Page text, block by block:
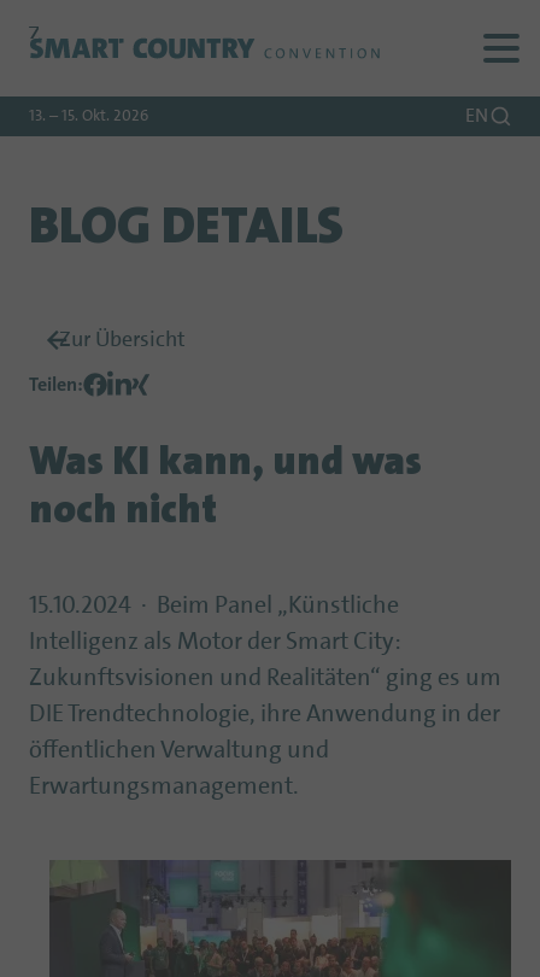
Zur
Zur
Zum
13. – 15. Okt. 2026 EN
BLOG DETAILS
Zur Übersicht
Teilen:
Was KI kann, und was
noch nicht
15.10.2024
Beim Panel „Künstliche
Intelligenz als Motor der Smart City:
Zukunftsvisionen und Realitäten“ ging es um
DIE Trendtechnologie, ihre Anwendung in der
öffentlichen Verwaltung und
Erwartungsmanagement.